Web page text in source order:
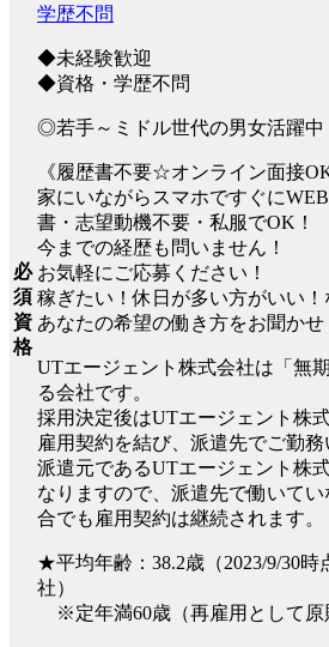
必
須
資
格
学歴不問
◆未経験歓迎
◆資格・学歴不問
◎若手～ミドル世代の男女活躍中
《履歴書不要☆オンライン面接OK
家にいながらスマホですぐに
書・志望動機不要・私服でOK！
今までの経歴も問いません！
お気軽にご応募ください！
稼ぎたい！休日が多い方がいい！
あなたの希望の働き方をお聞かせ
UTエージェント株式会社は「無
る会社です。
採用決定後はUTエージェント株
雇用契約を結び、派遣先でご勤務
派遣元であるUTエージェント株
なりますので、派遣先で働いて
合でも雇用契約は継続されます。
★平均年齢：38.2歳（2023/9/30
社）
※定年満60歳（再雇用として原